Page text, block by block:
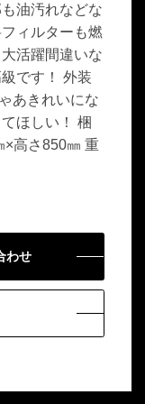
油汚れなどな
ィルターも燃
活躍間違いな
です！ 外装
あきれいにな
ほしい！ 梱
×高さ850㎜ 重
わせ